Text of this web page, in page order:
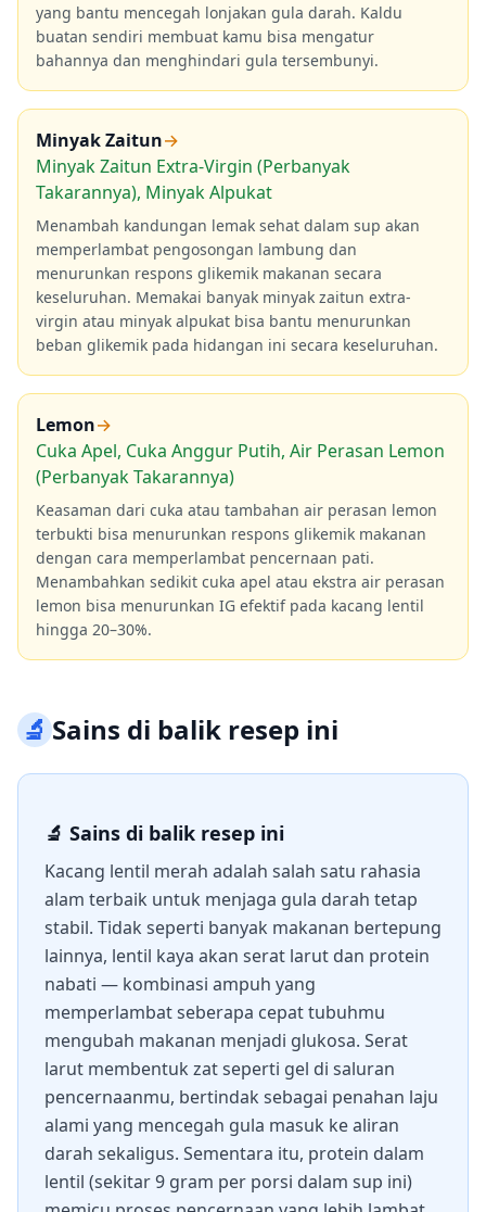
yang bantu mencegah lonjakan gula darah. Kaldu
buatan sendiri membuat kamu bisa mengatur
bahannya dan menghindari gula tersembunyi.
Minyak Zaitun→
Minyak Zaitun Extra-Virgin (Perbanyak
Takarannya), Minyak Alpukat
Menambah kandungan lemak sehat dalam sup akan
memperlambat pengosongan lambung dan
menurunkan respons glikemik makanan secara
keseluruhan. Memakai banyak minyak zaitun extra-
virgin atau minyak alpukat bisa bantu menurunkan
beban glikemik pada hidangan ini secara keseluruhan.
Lemon→
Cuka Apel, Cuka Anggur Putih, Air Perasan Lemon
(Perbanyak Takarannya)
Keasaman dari cuka atau tambahan air perasan lemon
terbukti bisa menurunkan respons glikemik makanan
dengan cara memperlambat pencernaan pati.
Menambahkan sedikit cuka apel atau ekstra air perasan
lemon bisa menurunkan IG efektif pada kacang lentil
hingga 20–30%.
🔬Sains di balik resep ini
🔬 Sains di balik resep ini
Kacang lentil merah adalah salah satu rahasia
alam terbaik untuk menjaga gula darah tetap
stabil. Tidak seperti banyak makanan bertepung
lainnya, lentil kaya akan serat larut dan protein
nabati — kombinasi ampuh yang
memperlambat seberapa cepat tubuhmu
mengubah makanan menjadi glukosa. Serat
larut membentuk zat seperti gel di saluran
pencernaanmu, bertindak sebagai penahan laju
alami yang mencegah gula masuk ke aliran
darah sekaligus. Sementara itu, protein dalam
lentil (sekitar 9 gram per porsi dalam sup ini)